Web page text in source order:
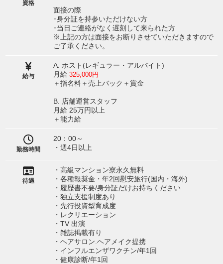
資格
面接の際
･身分証を持参いただけない方
･当日ご連絡がなく遅刻して来られた方
※上記の方は面接をお断りさせていただきますので
ご了承ください。
給与
A. ホスト(レギュラー・アルバイト)
月給325,000円
＋指名料＋売上バック＋賞金
B. 店舗運営スタッフ
月給 25万円以上
＋能力給
勤務時間
20：00～
・週4日以上
待遇
・高級マンション寮永久無料
・各種報奨金・年2回慰安旅行(国内・海外)
・履歴書不要/身分証だけお持ちください
・独立支援制度あり
・先行投資型育成度
・レクリエーション
・TV 出演
・雑誌掲載有り
・ヘアサロン.ヘアメイク提携
・インフルエンザワクチン/年1回
・健康診断/年1回